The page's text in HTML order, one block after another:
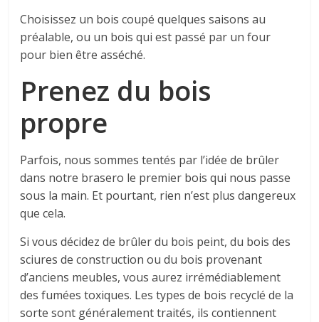
Choisissez un bois coupé quelques saisons au
préalable, ou un bois qui est passé par un four
pour bien être asséché.
Prenez du bois
propre
Parfois, nous sommes tentés par l’idée de brûler
dans notre brasero le premier bois qui nous passe
sous la main. Et pourtant, rien n’est plus dangereux
que cela.
Si vous décidez de brûler du bois peint, du bois des
sciures de construction ou du bois provenant
d’anciens meubles, vous aurez irrémédiablement
des fumées toxiques. Les types de bois recyclé de la
sorte sont généralement traités, ils contiennent